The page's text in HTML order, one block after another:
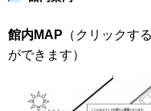
館内MAP （クリックす
ができます）